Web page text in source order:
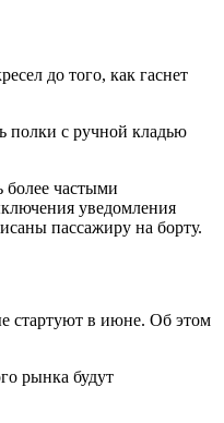
до того, как гаснет
полки с ручной кладью
более частыми
уведомления
пассажиру на борту.
стартуют в июне. Об этом
рынка будут